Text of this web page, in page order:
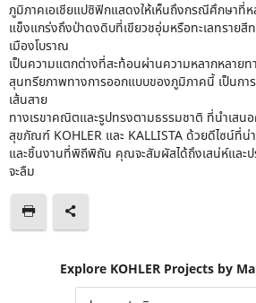
ภูมิภาคเอเชียแปซิฟิกแสดงให้เห็นถึงกรณีศึกษาที่ห
แข็งแกร่งถึงป่าดงดิบที่เขียวชอุ่มหรือทะเลทรายสี
เมืองโบราณ
เป็นความแตกต่างที่สะท้อนผ่านความหลากหลาย
สุนทรียภาพทางการออกแบบของภูมิภาคนี้ เป็นกา
เส้นสาย
ทางเรขาคณิตและรูปทรงตามธรรมชาติ ที่นำเส
สุขภัณฑ์ KOHLER และ KALLISTA ด้วยดีไซน์ที่น่
และชิ้นงานที่พิถีพิถัน คุณจะสัมผัสได้ถึงเสน่ห์และป
จะลืม
Explore KOHLER Projects by